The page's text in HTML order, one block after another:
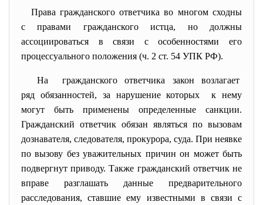
Права гражданского ответчика во многом сходны
с правами гражданского истца, но должны
ассоциироваться в связи с особенностями его
процессуального положения (ч. 2 ст. 54 УПК РФ).
На гражданского ответчика закон возлагает
ряд обязанностей, за нарушение которых к нему
могут быть применены определенные санкции.
Гражданский ответчик обязан являться по вызовам
дознавателя, следователя, прокурора, суда. При неявке
по вызову без уважительных причин он может быть
подвергнут приводу. Также гражданский ответчик не
вправе разглашать данные предварительного
расследования, ставшие ему известными в связи с